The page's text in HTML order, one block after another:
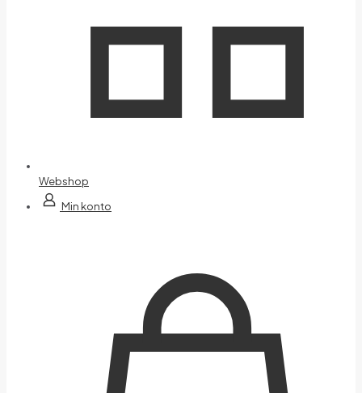
Webshop
Min konto